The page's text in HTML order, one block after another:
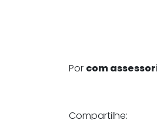
Por com
Compartilhe: